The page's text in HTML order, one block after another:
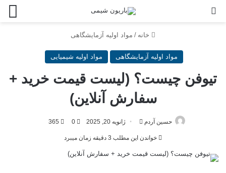
خانه / مواد اولیه آزمایشگاهی
مواد اولیه آزمایشگاهی مواد اولیه شیمیایی
تیوفن چیست؟ (لیست قیمت خرید +
سفارش آنلاین)
حسین آردم ژانویه 20, 2025 0
365
خواندن این مطلب 3 دقیقه زمان میبرد